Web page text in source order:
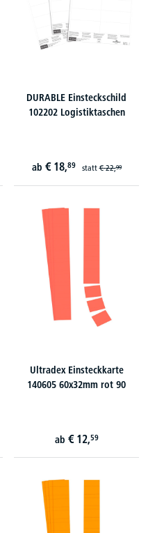
DURABLE Einsteckschild
102202 Logistiktaschen
ab € 18,89 statt€ 22,99
Ultradex Einsteckkarte
140605 60x32mm rot 90
ab € 12,59